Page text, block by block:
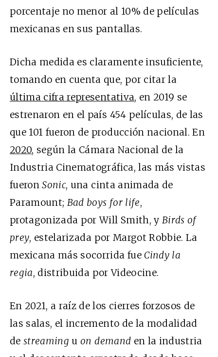
porcentaje no menor al 10% de películas
mexicanas en sus pantallas.
Dicha medida es claramente insuficiente,
tomando en cuenta que, por citar la
última cifra representativa, en 2019 se
estrenaron en el país 454 películas, de las
que 101 fueron de producción nacional. En
2020, según la Cámara Nacional de la
Industria Cinematográfica, las más vistas
fueronSonic, una cinta animada de
Paramount; Bad boys for life,
protagonizada por Will Smith, y Birds of
prey, estelarizada por Margot Robbie. La
mexicana más socorrida fueCindy la
regia, distribuida por Videocine.
En 2021, a raíz de los cierres forzosos de
las salas, el incremento de la modalidad
destreaming uon demand en la industria